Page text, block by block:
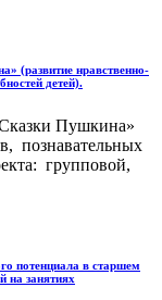
(развитие нравственно-
детей).
Пушкина»
познавательных
групповой,
потенциала в старшем
на занятиях